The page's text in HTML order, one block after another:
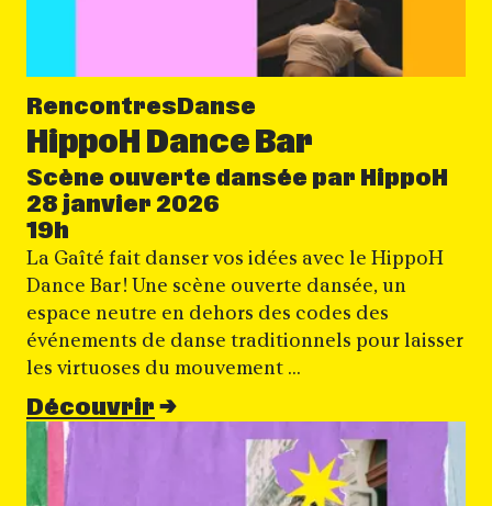
HippoH Dance Bar
Scène ouverte dansée par HippoH
28 janvier 2026
19h
La Gaîté fait danser vos idées avec le HippoH
Dance Bar ! Une scène ouverte dansée, un
espace neutre en dehors des codes des
événements de danse traditionnels pour laisser
les virtuoses du mouvement …
RencontresDanse
Découvrir